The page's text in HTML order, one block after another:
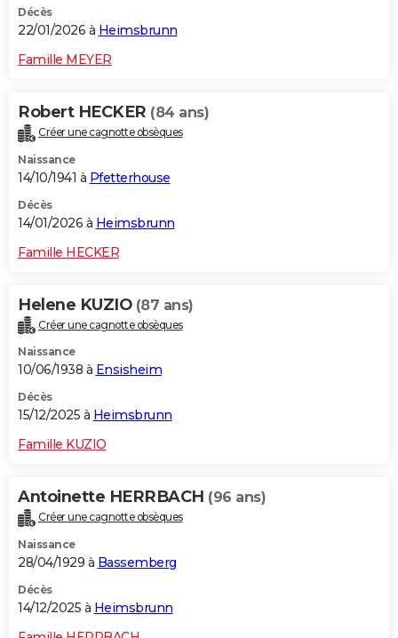
Décès
22/01/2026 à Heimsbrunn
Famille MEYER
Robert HECKER (84 ans)
Créer une cagnotte obsèques
Naissance
14/10/1941 à Pfetterhouse
Décès
14/01/2026 à Heimsbrunn
Famille HECKER
Helene KUZIO (87 ans)
Créer une cagnotte obsèques
Naissance
10/06/1938 à Ensisheim
Décès
15/12/2025 à Heimsbrunn
Famille KUZIO
Antoinette HERRBACH (96 ans)
Créer une cagnotte obsèques
Naissance
28/04/1929 à Bassemberg
Décès
14/12/2025 à Heimsbrunn